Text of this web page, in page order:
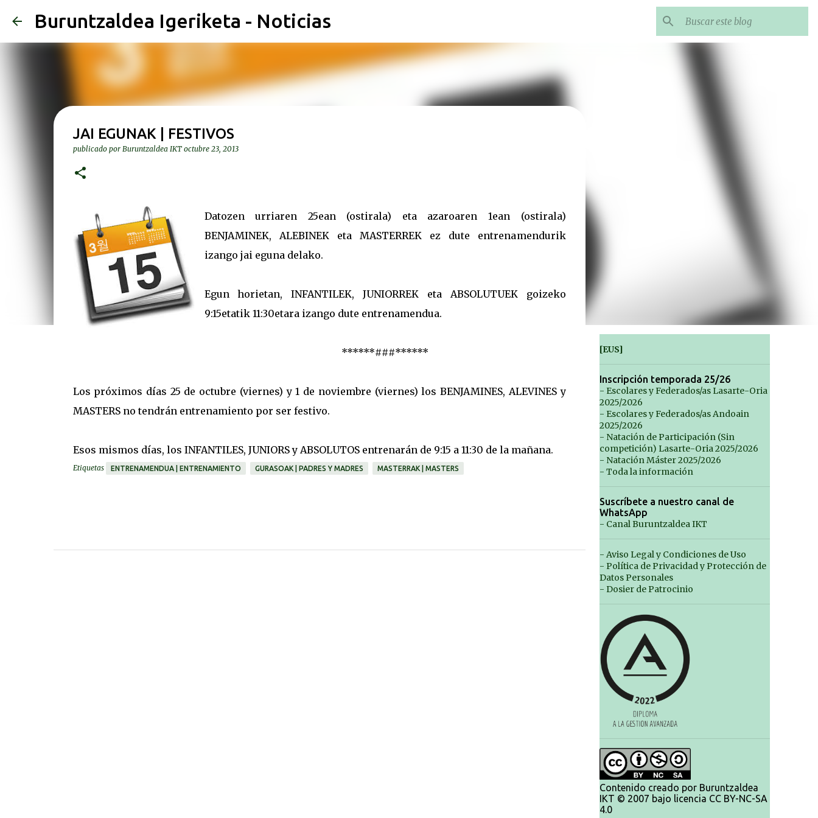
Buruntzaldea Igeriketa - Noticias
JAI EGUNAK | FESTIVOS
publicado por Buruntzaldea IKT octubre 23, 2013
Datozen urriaren 25ean (ostirala) eta azaroaren 1ean (ostirala)
BENJAMINEK, ALEBINEK eta MASTERREK ez dute entrenamendurik
izango jai eguna delako.
Egun horietan, INFANTILEK, JUNIORREK eta ABSOLUTUEK goizeko
9:15etatik 11:30etara izango dute entrenamendua.
******###******
Los próximos días 25 de octubre (viernes) y 1 de noviembre (viernes) los BENJAMINES, ALEVINES y
MASTERS no tendrán entrenamiento por ser festivo.
Esos mismos días, los INFANTILES, JUNIORS y ABSOLUTOS entrenarán de 9:15 a 11:30 de la mañana.
Etiquetas ENTRENAMENDUA | ENTRENAMIENTO GURASOAK | PADRES Y MADRES MASTERRAK | MASTERS
[EUS]
Inscripción temporada 25/26
- Escolares y Federados/as Lasarte-Oria
2025/2026
- Escolares y Federados/as Andoain
2025/2026
- Natación de Participación (Sin
competición) Lasarte-Oria 2025/2026
- Natación Máster 2025/2026
- Toda la información
Suscríbete a nuestro canal de
WhatsApp
- Canal Buruntzaldea IKT
- Aviso Legal y Condiciones de Uso
- Política de Privacidad y Protección de
Datos Personales
- Dosier de Patrocinio
Contenido creado por Buruntzaldea
IKT © 2007 bajo licencia CC BY-NC-SA
4.0